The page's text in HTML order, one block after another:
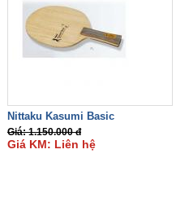
Nittaku Kasumi Basic
Giá: 1.150.000 đ
Giá KM: Liên hệ